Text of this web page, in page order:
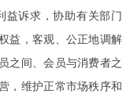
益诉求，协助有关部门
益，客观、公正地调解
之间、会员与消费者之
，维护正常市场秩序和